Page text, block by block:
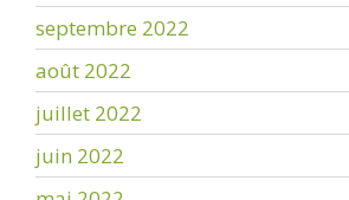
septembre 2022
août 2022
juillet 2022
juin 2022